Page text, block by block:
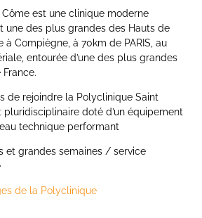
Côme est une clinique moderne
une des plus grandes des Hauts de
à Compiègne, à 70km de PARIS, au
entourée d’une des plus grandes
de rejoindre la Polyclinique Saint
pluridisciplinaire doté d’un équipement
technique performant
et grandes semaines / service
de la Polyclinique